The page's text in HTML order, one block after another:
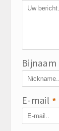
Bijnaam
E-mail *